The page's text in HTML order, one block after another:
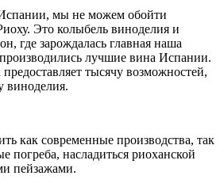
мы не можем обойти
Это колыбель виноделия и
где зарождалась главная наша
производились лучшие вина Испании.
тысячу возможностей,
виноделия.
как современные производства, так
погреба, насладиться риоханской
пейзажами.